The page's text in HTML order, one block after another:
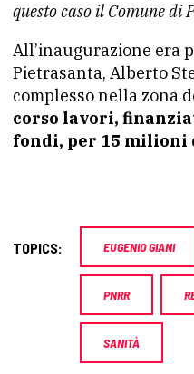
questo caso il Comune di
All’inaugurazione era
Pietrasanta, Alberto
complesso nella zona
corso lavori,
fondi, per 15 milioni
TOPICS: EUGENIO GIANI
PNRR
SANITÀ